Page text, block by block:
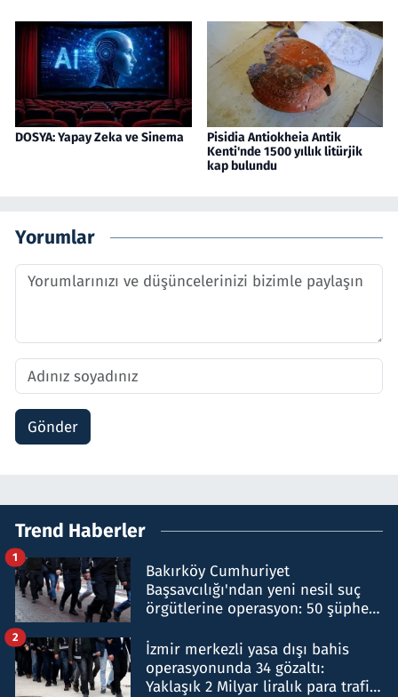
DOSYA: Yapay Zeka ve Sinema
Pisidia Antiokheia Antik
Kenti'nde 1500 yıllık litürjik
kap bulundu
Yorumlar
Gönder
Trend Haberler
Bakırköy Cumhuriyet
Başsavcılığı'ndan yeni nesil suç
örgütlerine operasyon: 50 şüpheli
1
İzmir merkezli yasa dışı bahis
operasyonunda 34 gözaltı:
Yaklaşık 2 Milyar liralık para trafiği
2